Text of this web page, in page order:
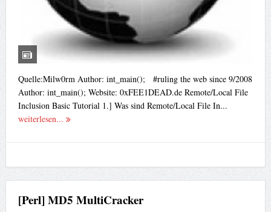
Quelle:Milw0rm Author: int_main(); #ruling the web since 9/2008
Author: int_main(); Website: 0xFEE1DEAD.de Remote/Local File
Inclusion Basic Tutorial 1.] Was sind Remote/Local File In...
weiterlesen...
[Perl] MD5 MultiCracker